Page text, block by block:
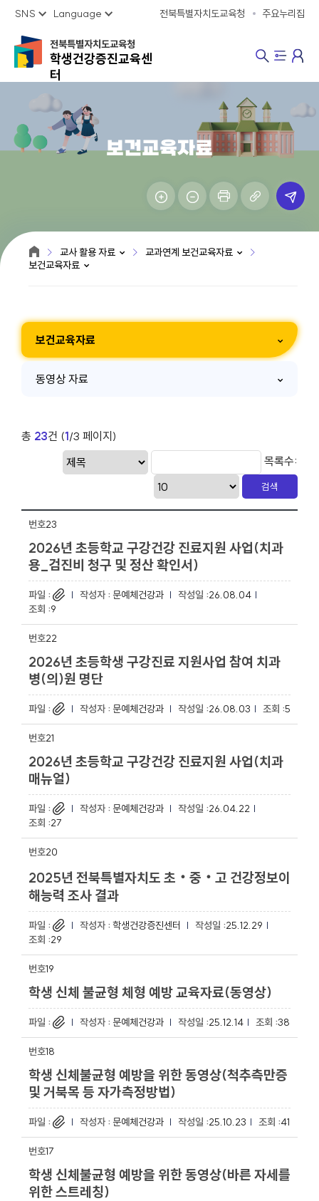
SNS Language 전북특별자치도교육청 주요누리집
전북특별자치도교육청
학생건강증진교육센
터
보건교육자료
교사 활용 자료
교과연계 보건교육자료
보건교육자료
보건교육자료
동영상 자료
총 23건 (1/3 페이지)
목록수:
23
2026년 초등학교 구강건강 진료지원 사업(치과
용_검진비 청구 및 정산 확인서)
문예체건강과
26.08.04
9
22
2026년 초등학생 구강진료 지원사업 참여 치과
병(의)원 명단
문예체건강과 26.08.03 5
21
2026년 초등학교 구강건강 진료지원 사업(치과
매뉴얼)
문예체건강과
26.04.22
27
20
2025년 전북특별자치도 초‧중‧고 건강정보이
해능력 조사 결과
학생건강증진센터
25.12.29
29
19
학생 신체 불균형 체형 예방 교육자료(동영상)
문예체건강과 25.12.14 38
18
학생 신체불균형 예방을 위한 동영상(척추측만증
및 거북목 등 자가측정방법)
문예체건강과 25.10.23 41
17
학생 신체불균형 예방을 위한 동영상(바른 자세를
위한 스트레칭)